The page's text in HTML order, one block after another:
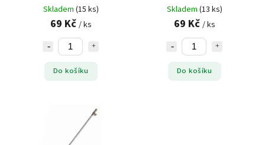
Skladem (15 ks)
69 Kč / ks
Do košíku
Skladem (13 ks)
69 Kč / ks
Do košíku